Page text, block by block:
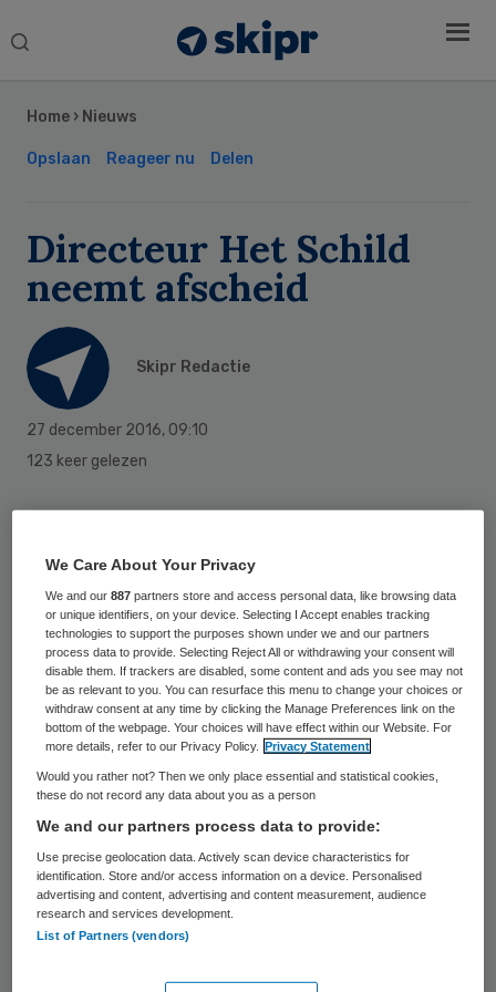
Search
Home › Nieuws
Opslaan Reageer nu Delen
Directeur Het Schild
neemt afscheid
Skipr Redactie
27 december 2016, 09:10
123 keer gelezen
directeur/bestuurder van Het Schild,
centrum voor blinden en slechtzienden in
Wolfheze.
“Het is een enerverende baan en er spelen
grote ingrijpende veranderingen in de zorg”,
zegt Frei tegenover de lokale nieuwssite
Hoogenlaag. “Ik vind het belangrijk dat
iemand daar met een frisse blik naar kijkt,
niet gehinderd door alles wat er al is
gebeurd.”
De week voor kerst was zijn laatste
Sidebar
We Care About Your Privacy
We and our887 partners store and access personal data, like browsing data
or unique identifiers, on your device. Selecting I Accept enables tracking
technologies to support the purposes shown under we and our partners
process data to provide. Selecting Reject All or withdrawing your consent will
disable them. If trackers are disabled, some content and ads you see may not
be as relevant to you. You can resurface this menu to change your choices or
withdraw consent at any time by clicking the Manage Preferences link on the
bottom of the webpage. Your choices will have effect within our Website. For
more details, refer to our Privacy Policy.
Privacy Statement
Would you rather not? Then we only place essential and statistical cookies,
these do not record any data about you as a person
We and our partners process data to provide:
Use precise geolocation data. Actively scan device characteristics for
identification. Store and/or access information on a device. Personalised
advertising and content, advertising and content measurement, audience
research and services development.
List of Partners (vendors)